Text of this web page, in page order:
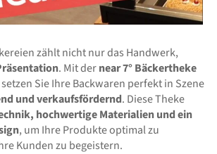
zählt nicht nur das Handwerk,
. Mit dernear 7° Bäckertheke
Sie Ihre Backwaren perfekt in Szene
und verkaufsfördernd. Diese Theke
hochwertige Materialien und ein
, um Ihre Produkte optimal zu
Kunden zu begeistern.